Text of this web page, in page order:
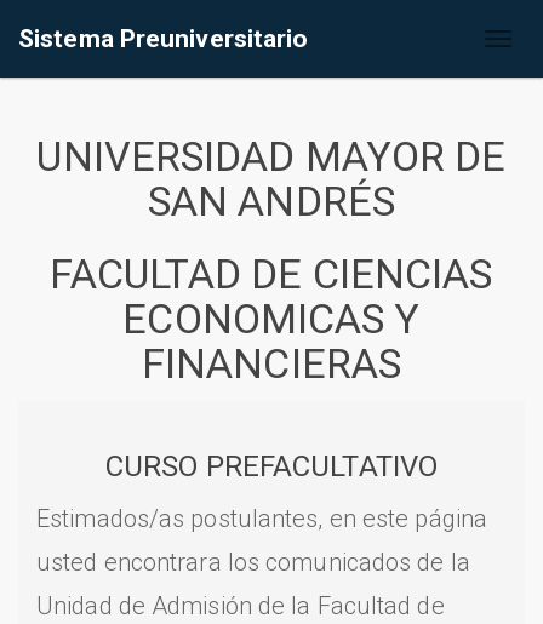
Sistema Preuniversitario
UNIVERSIDAD MAYOR DE
SAN ANDRÉS
FACULTAD DE CIENCIAS
ECONOMICAS Y
FINANCIERAS
CURSO PREFACULTATIVO
Estimados/as postulantes, en este página
usted encontrara los comunicados de la
Unidad de Admisión de la Facultad de